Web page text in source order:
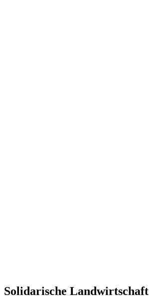
Solidarische Landwirtschaft